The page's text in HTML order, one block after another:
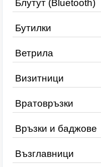
Блутут (Bluetooth)
Бутилки
Ветрила
Визитници
Вратовръзки
Връзки и баджове
Възглавници